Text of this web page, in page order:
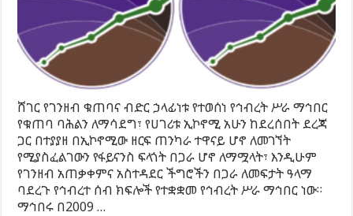
ሸገር የገንዘብ ቁጠባና ብድር ኃላፊነቱ የተወሰነ የኅብረት ሥራ ማኅበር
የቁጠባ ባሕልን ለማሳደግ፣ የሀገሪቱ ኢኮኖሚ አሁን ከደረሰበት ደረጃ
ጋር በተያያዘ በኢኮኖሚው ዘርፍ ጠንካራ ተዋናይ ሆኖ ለመገኘት
የሚያስፈልገውን የፋይናንስ ፍላጎት በጋራ ሆኖ ለማሟላት፣ እንዲሁም
የገንዘብ አጠቃቀምና አስተዳደር ችግሮችን በጋራ ለመፍታት ዓላማ
ባደረጉ የኅብረተ ሰብ ክፍሎች የተቋቋመ የኅብረት ሥራ ማኅበር ነው።
ማኅበሩ በ2009 …